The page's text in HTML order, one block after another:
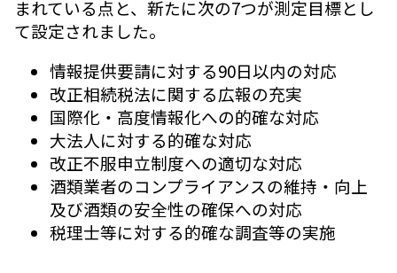
まれている点と、新たに次の7つが測定目標とし
て設定されました。
情報提供要請に対する90日以内の対応
改正相続税法に関する広報の充実
国際化・高度情報化への的確な対応
大法人に対する的確な対応
改正不服申立制度への適切な対応
酒類業者のコンプライアンスの維持・向上
及び酒類の安全性の確保への対応
税理士等に対する的確な調査等の実施